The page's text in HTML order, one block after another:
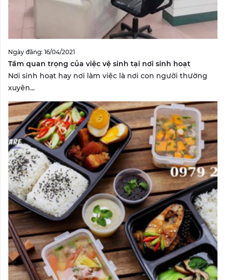
Ngày đăng: 16/04/2021
Tầm quan trọng của việc vệ sinh tại nơi sinh hoạt
Nơi sinh hoạt hay nơi làm việc là nơi con người thường
xuyên...